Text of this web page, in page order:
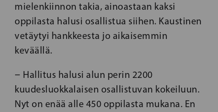
mielenkiinnon takia, ainoastaan kaksi
oppilasta halusi osallistua siihen. Kaustinen
vetäytyi hankkeesta jo aikaisemmin
keväällä.
− Hallitus halusi alun perin 2200
kuudesluokkalaisen osallistuvan kokeiluun.
Nyt on enää alle 450 oppilasta mukana. En